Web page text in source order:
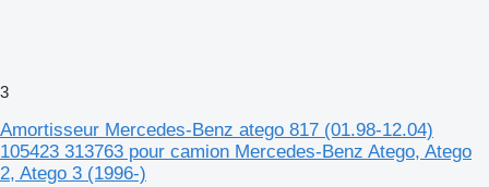
3
Amortisseur Mercedes-Benz atego 817 (01.98-12.04)
105423 313763 pour camion Mercedes-Benz Atego, Atego
2, Atego 3 (1996-)